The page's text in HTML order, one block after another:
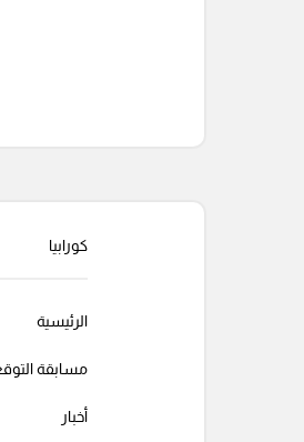
كورابيا
الرئيسية
مسابقة
أخبار